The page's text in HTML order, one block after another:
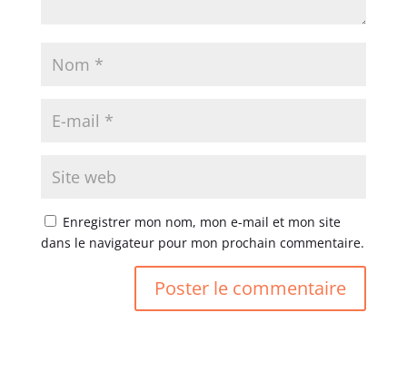
Enregistrer mon nom, mon e-mail et mon site
dans le navigateur pour mon prochain commentaire.